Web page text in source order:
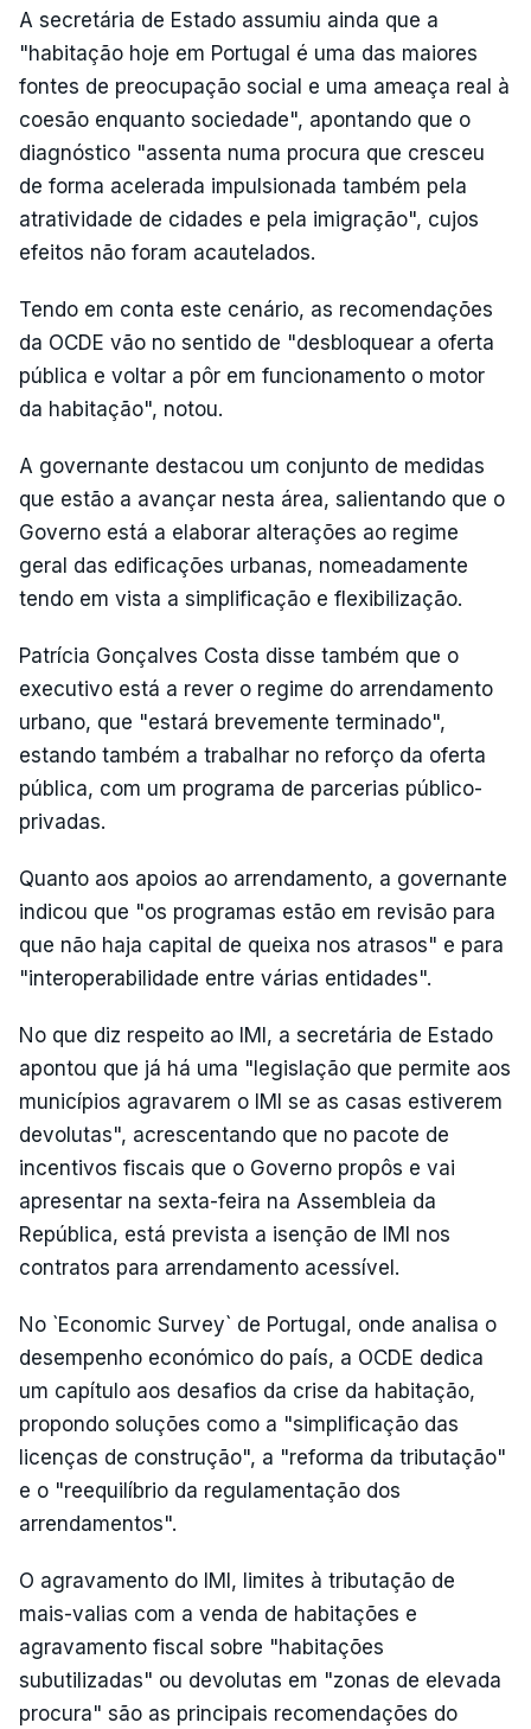
A secretária de Estado assumiu ainda que a
"habitação hoje em Portugal é uma das maiores
fontes de preocupação social e uma ameaça real à
coesão enquanto sociedade", apontando que o
diagnóstico "assenta numa procura que cresceu
de forma acelerada impulsionada também pela
atratividade de cidades e pela imigração", cujos
efeitos não foram acautelados.
Tendo em conta este cenário, as recomendações
da OCDE vão no sentido de "desbloquear a oferta
pública e voltar a pôr em funcionamento o motor
da habitação", notou.
A governante destacou um conjunto de medidas
que estão a avançar nesta área, salientando que o
Governo está a elaborar alterações ao regime
geral das edificações urbanas, nomeadamente
tendo em vista a simplificação e flexibilização.
Patrícia Gonçalves Costa disse também que o
executivo está a rever o regime do arrendamento
urbano, que "estará brevemente terminado",
estando também a trabalhar no reforço da oferta
pública, com um programa de parcerias público-
privadas.
Quanto aos apoios ao arrendamento, a governante
indicou que "os programas estão em revisão para
que não haja capital de queixa nos atrasos" e para
"interoperabilidade entre várias entidades".
No que diz respeito ao IMI, a secretária de Estado
apontou que já há uma "legislação que permite aos
municípios agravarem o IMI se as casas estiverem
devolutas", acrescentando que no pacote de
incentivos fiscais que o Governo propôs e vai
apresentar na sexta-feira na Assembleia da
República, está prevista a isenção de IMI nos
contratos para arrendamento acessível.
No `Economic Survey` de Portugal, onde analisa o
desempenho económico do país, a OCDE dedica
um capítulo aos desafios da crise da habitação,
propondo soluções como a "simplificação das
licenças de construção", a "reforma da tributação"
e o "reequilíbrio da regulamentação dos
arrendamentos".
O agravamento do IMI, limites à tributação de
mais-valias com a venda de habitações e
agravamento fiscal sobre "habitações
subutilizadas" ou devolutas em "zonas de elevada
procura" são as principais recomendações do